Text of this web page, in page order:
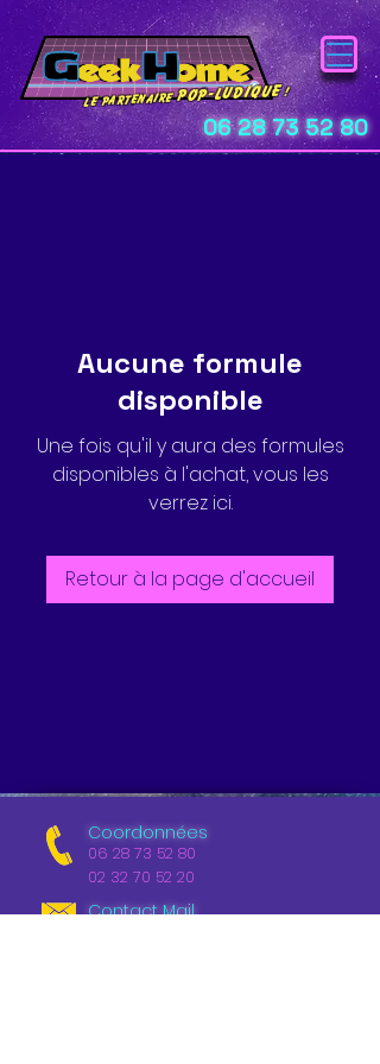
Le Partenairepop-ludique!
06 28 73 52 80
Aucune formule
disponible
Une fois qu'il y aura des formules
disponibles à l'achat, vous les
verrez ici.
Retour à la page d'accueil
Coordonnées
06 28 73 52 80
02 32 70 52 20
Contact Mail